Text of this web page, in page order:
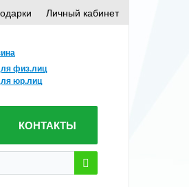
Личный кабинет
физ.лиц
юр.лиц
КОНТАКТЫ